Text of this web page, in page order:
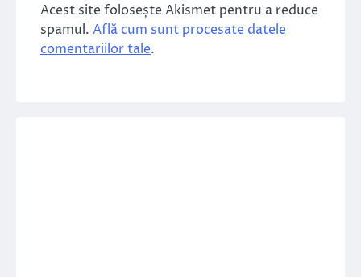
Acest site folosește Akismet pentru a reduce
spamul. Află cum sunt procesate datele
comentariilor tale.